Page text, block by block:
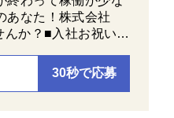
あなた！株式会社
んか？■入社お祝い…
30秒で応募